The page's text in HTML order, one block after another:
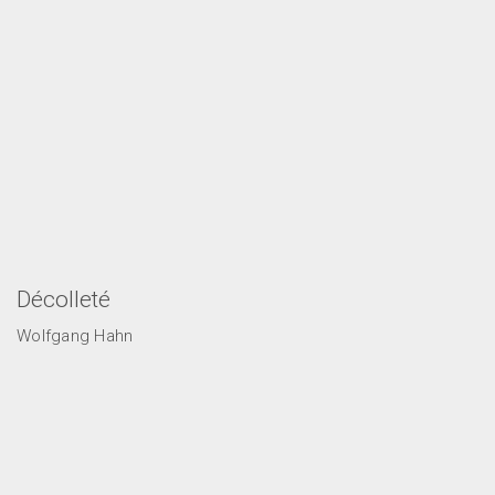
Décolleté
Wolfgang Hahn